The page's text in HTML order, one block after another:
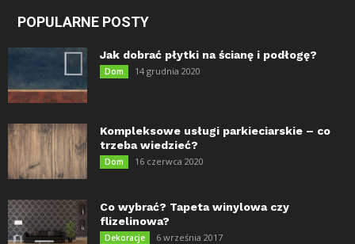
POPULARNE POSTY
Jak dobrać płytki na ścianę i podłogę?
Dom 14 grudnia 2020
Kompleksowe usługi parkieciarskie – co
trzeba wiedzieć?
Dom 16 czerwca 2020
Co wybrać? Tapeta winylowa czy
flizelinowa?
Dekoracje 6 września 2017